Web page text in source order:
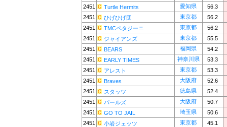
2451
Turtle Hermits 愛知県
56.3
2451
ひげひげ団 東京都
56.2
2451
TMCペタジーニ 東京都
56.2
2451
ジャイアンズ 東京都
55.5
2451
BEARS 福岡県
54.2
2451
EARLY TIMES 神奈川県
53.3
2451
アレスト 東京都
53.3
2451
Braves 大阪府
52.6
2451
スタッツ 徳島県
52.4
2451
パールズ 大阪府
50.7
2451
GO TO JAIL 埼玉県
50.6
2451
小岩ジェッツ 東京都
45.1